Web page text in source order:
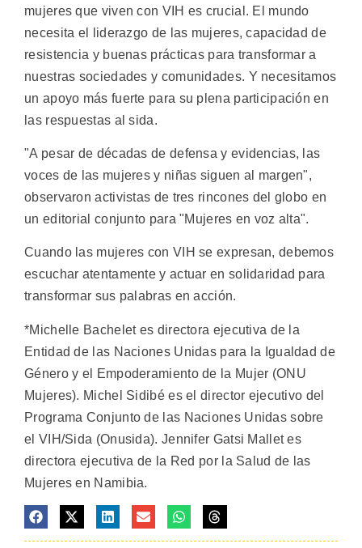
mujeres que viven con VIH es crucial. El mundo
necesita el liderazgo de las mujeres, capacidad de
resistencia y buenas prácticas para transformar a
nuestras sociedades y comunidades. Y necesitamos
un apoyo más fuerte para su plena participación en
las respuestas al sida.
"A pesar de décadas de defensa y evidencias, las
voces de las mujeres y niñas siguen al margen",
observaron activistas de tres rincones del globo en
un editorial conjunto para "Mujeres en voz alta".
Cuando las mujeres con VIH se expresan, debemos
escuchar atentamente y actuar en solidaridad para
transformar sus palabras en acción.
*Michelle Bachelet es directora ejecutiva de la
Entidad de las Naciones Unidas para la Igualdad de
Género y el Empoderamiento de la Mujer (ONU
Mujeres). Michel Sidibé es el director ejecutivo del
Programa Conjunto de las Naciones Unidas sobre
el VIH/Sida (Onusida). Jennifer Gatsi Mallet es
directora ejecutiva de la Red por la Salud de las
Mujeres en Namibia.